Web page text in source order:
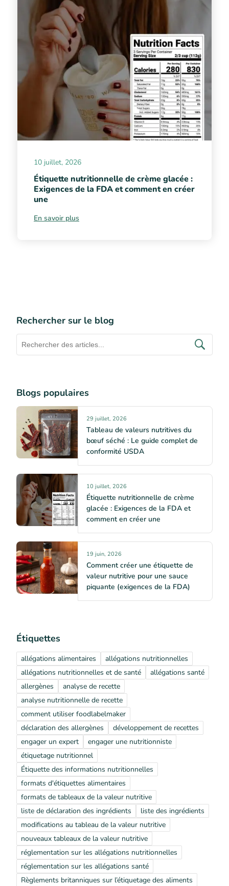
10 juillet, 2026
Étiquette nutritionnelle de crème glacée :
Exigences de la FDA et comment en créer
une
En savoir plus
Rechercher sur le blog
Blogs populaires
29 juillet, 2026
Tableau de valeurs nutritives du
bœuf séché : Le guide complet de
conformité USDA
10 juillet, 2026
Étiquette nutritionnelle de crème
glacée : Exigences de la FDA et
comment en créer une
19 juin, 2026
Comment créer une étiquette de
valeur nutritive pour une sauce
piquante (exigences de la FDA)
Étiquettes
allégations alimentaires
allégations nutritionnelles
allégations nutritionnelles et de santé
allégations santé
allergènes
analyse de recette
analyse nutritionnelle de recette
comment utiliser foodlabelmaker
déclaration des allergènes
développement de recettes
engager un expert
engager une nutritionniste
étiquetage nutritionnel
Étiquette des informations nutritionnelles
formats d'étiquettes alimentaires
formats de tableaux de la valeur nutritive
liste de déclaration des ingrédients
liste des ingrédients
modifications au tableau de la valeur nutritive
nouveaux tableaux de la valeur nutritive
réglementation sur les allégations nutritionnelles
réglementation sur les allégations santé
Règlements britanniques sur l’étiquetage des aliments